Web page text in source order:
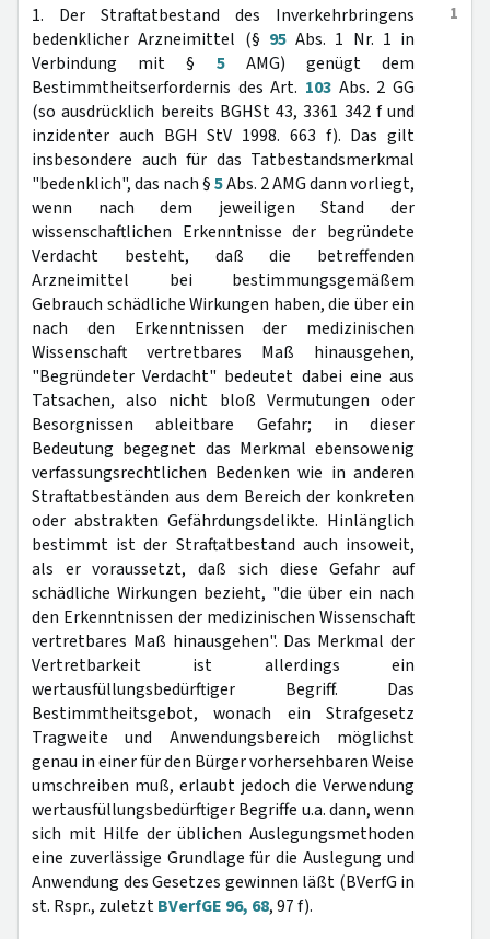
1
1. Der Straftatbestand des Inverkehrbringens
bedenklicher Arzneimittel (§ 95Abs. 1 Nr. 1 in
Verbindung mit § 5AMG) genügt dem
Bestimmtheitserfordernis des Art. 103 Abs. 2 GG
(so ausdrücklich bereits BGHSt 43, 3361 342 f und
inzidenter auch BGH StV 1998. 663 f). Das gilt
insbesondere auch für das Tatbestandsmerkmal
"bedenklich", das nach §5Abs. 2 AMG dann vorliegt,
wenn nach dem jeweiligen Stand der
wissenschaftlichen Erkenntnisse der begründete
Verdacht besteht, daß die betreffenden
Arzneimittel bei bestimmungsgemäßem
Gebrauch schädliche Wirkungen haben, die über ein
nach den Erkenntnissen der medizinischen
Wissenschaft vertretbares Maß hinausgehen,
"Begründeter Verdacht" bedeutet dabei eine aus
Tatsachen, also nicht bloß Vermutungen oder
Besorgnissen ableitbare Gefahr; in dieser
Bedeutung begegnet das Merkmal ebensowenig
verfassungsrechtlichen Bedenken wie in anderen
Straftatbeständen aus dem Bereich der konkreten
oder abstrakten Gefährdungsdelikte. Hinlänglich
bestimmt ist der Straftatbestand auch insoweit,
als er voraussetzt, daß sich diese Gefahr auf
schädliche Wirkungen bezieht, "die über ein nach
den Erkenntnissen der medizinischen Wissenschaft
vertretbares Maß hinausgehen". Das Merkmal der
Vertretbarkeit ist allerdings ein
wertausfüllungsbedürftiger Begriff. Das
Bestimmtheitsgebot, wonach ein Strafgesetz
Tragweite und Anwendungsbereich möglichst
genau in einer für den Bürger vorhersehbaren Weise
umschreiben muß, erlaubt jedoch die Verwendung
wertausfüllungsbedürftiger Begriffe u.a. dann, wenn
sich mit Hilfe der üblichen Auslegungsmethoden
eine zuverlässige Grundlage für die Auslegung und
Anwendung des Gesetzes gewinnen läßt (BVerfG in
st. Rspr., zuletztBVerfGE 96, 68, 97 f).